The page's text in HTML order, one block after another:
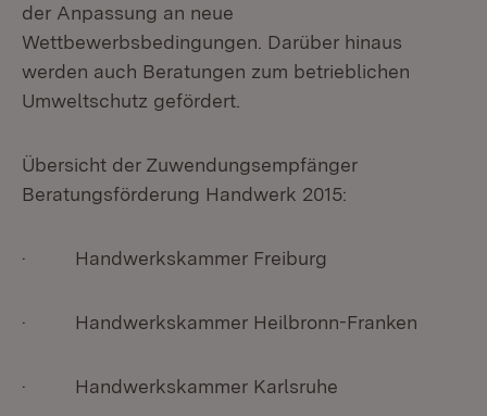
der Anpassung an neue
Wettbewerbsbedingungen. Darüber hinaus
werden auch Beratungen zum betrieblichen
Umweltschutz gefördert.
Übersicht der Zuwendungsempfänger
Beratungsförderung Handwerk 2015:
· Handwerkskammer Freiburg
· Handwerkskammer Heilbronn-Franken
· Handwerkskammer Karlsruhe